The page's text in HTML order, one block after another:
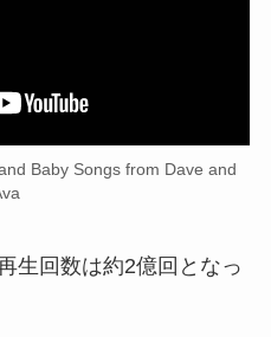
Baby Songs from Dave and
生回数は約2億回となっ